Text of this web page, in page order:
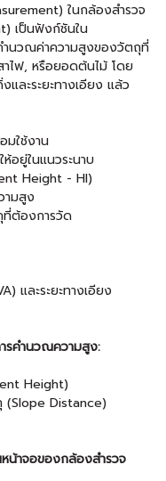
ในกล้องสำรวจ
เป็นฟังก์ชันใน
ำนวณค่าความสูงของวัตถุที่
าไฟ, หรือยอดต้นไม้ โดย
และระยะทางเอียง แล้ว
มใช้งาน
อยู่ในแนวระนาบ
Height - HI)
ามสูง
ที่ต้องการวัด
และระยะทางเอียง
รคำนวณความสูง:
Height)
(Slope Distance)
น้าจอของกล้องสำรวจ